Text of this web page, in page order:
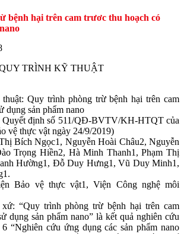
bệnh hại trên cam trươc thu hoạch có
TRÌNH KỸ THUẬT
Quy trình phòng trừ bệnh hại trên cam
dụng sản phẩm nano
Quyết định số 511/QĐ-BVTV/KH-HTQT của
vệ thực vật ngày 24/9/2019)
Bích Ngọc1, Nguyễn Hoài Châu2, Nguyễn
Trọng Hiền2, Hà Minh Thanh1, Phạm Thị
Hường1, Đỗ Duy Hưng1, Vũ Duy Minh1,
Bảo vệ thực vật1, Viện Công nghệ môi
“Quy trình phòng trừ bệnh hại trên cam
dụng sản phẩm nano” là kết quả nghiên cứu
“Nghiên cứu ứng dụng các sản phẩm nano